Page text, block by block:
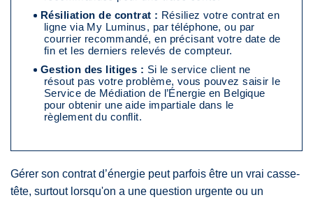
Résiliation de contrat : Résiliez votre contrat en
ligne via My Luminus, par téléphone, ou par
courrier recommandé, en précisant votre date de
fin et les derniers relevés de compteur.
Gestion des litiges : Si le service client ne
résout pas votre problème, vous pouvez saisir le
Service de Médiation de l’Énergie en Belgique
pour obtenir une aide impartiale dans le
règlement du conflit.
Gérer son contrat d’énergie peut parfois être un vrai casse-
tête, surtout lorsqu'on a une question urgente ou un